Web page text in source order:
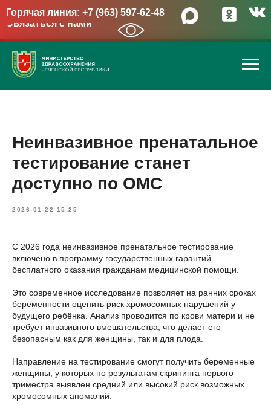
Горячая линия: +7 (963) 597-62-48
Связаться с нами
→
Неинвазивное пренатальное
тестирование станет
доступно по ОМС
2026-01-22 15:25
С 2026 года неинвазивное пренатальное тестирование
включено в программу государственных гарантий
бесплатного оказания гражданам медицинской помощи.
Это современное исследование позволяет на ранних сроках
беременности оценить риск хромосомных нарушений у
будущего ребёнка. Анализ проводится по крови матери и не
требует инвазивного вмешательства, что делает его
безопасным как для женщины, так и для плода.
Направление на тестирование смогут получить беременные
женщины, у которых по результатам скрининга первого
триместра выявлен средний или высокий риск возможных
хромосомных аномалий.